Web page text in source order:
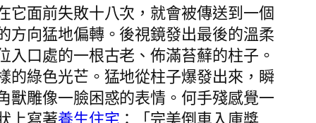
它面前失敗十八次，就會被傳送到一個
方向猛地偏轉。後視鏡發出最後的溫柔
口處的一根古老、佈滿苔蘚的柱子。
的綠色光芒。猛地從柱子爆發出來，瞬
獸雕像一臉困惑的表情。何手殘感覺一